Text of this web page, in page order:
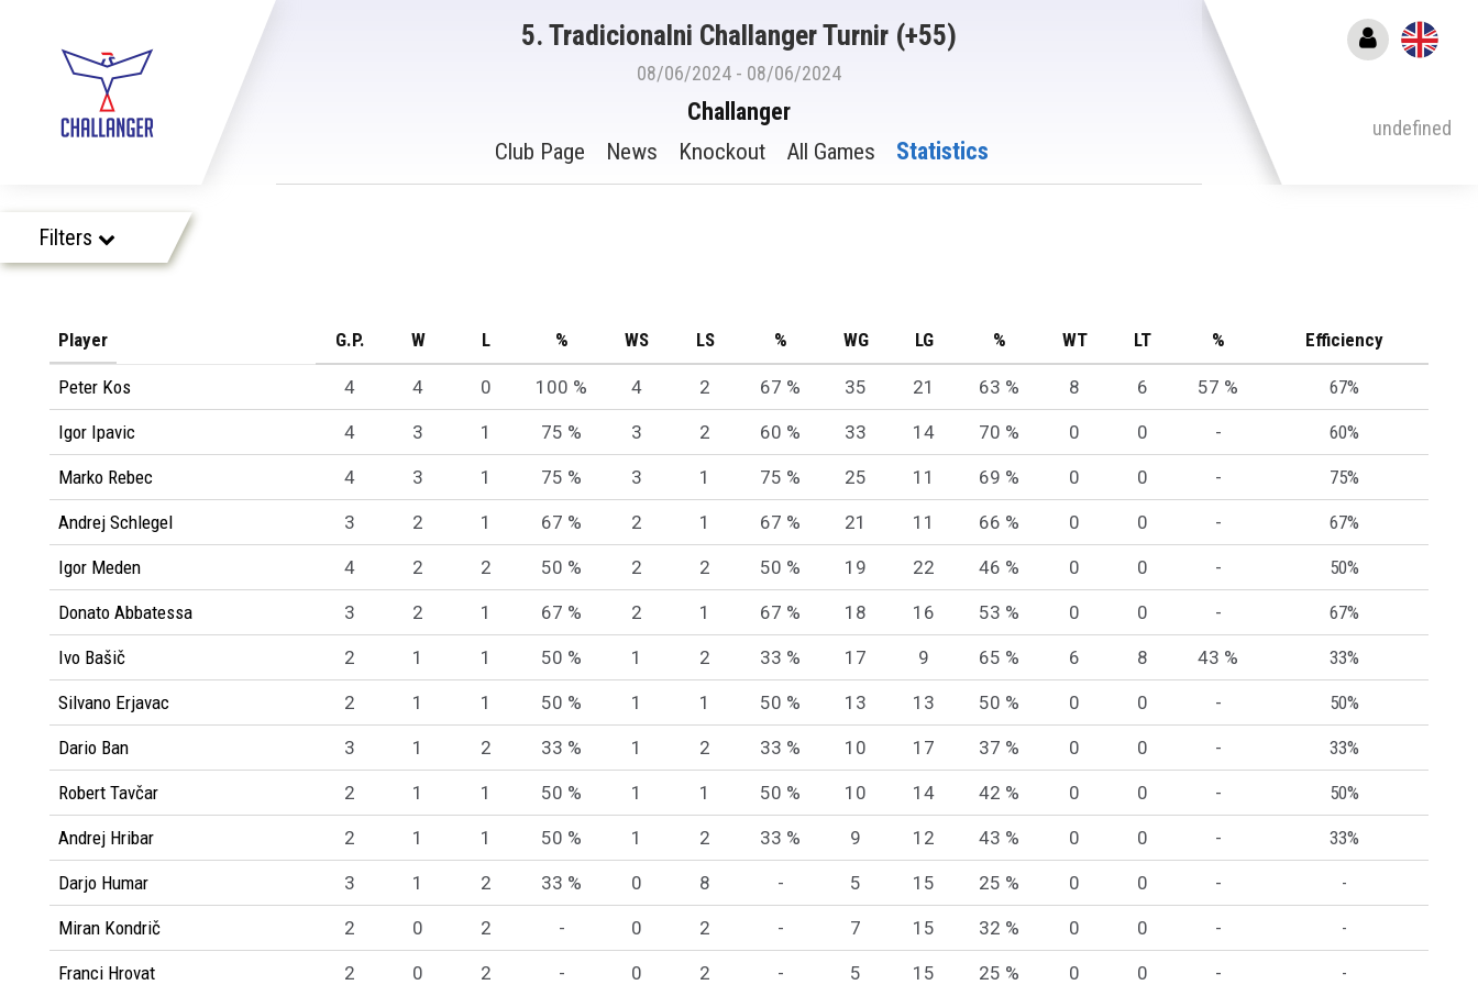
5. Tradicionalni Challanger Turnir (+55)
08/06/2024 - 08/06/2024
Challanger
Club Page News Knockout All Games Statistics
undefined
Filters
Player G.P. W L % WS LS % WG LG % WT LT % Efficiency
Peter Kos 4 4 0 100 % 4 2 67 % 35 21 63 % 8 6 57 % 67%
Igor Ipavic 4 3 1 75 % 3 2 60 % 33 14 70 % 0 0 - 60%
Marko Rebec 4 3 1 75 % 3 1 75 % 25 11 69 % 0 0 - 75%
Andrej Schlegel 3 2 1 67 % 2 1 67 % 21 11 66 % 0 0 - 67%
Igor Meden 4 2 2 50 % 2 2 50 % 19 22 46 % 0 0 - 50%
Donato Abbatessa 3 2 1 67 % 2 1 67 % 18 16 53 % 0 0 - 67%
Ivo Bašič 2 1 1 50 % 1 2 33 % 17 9 65 % 6 8 43 % 33%
Silvano Erjavac 2 1 1 50 % 1 1 50 % 13 13 50 % 0 0 - 50%
Dario Ban 3 1 2 33 % 1 2 33 % 10 17 37 % 0 0 - 33%
Robert Tavčar 2 1 1 50 % 1 1 50 % 10 14 42 % 0 0 - 50%
Andrej Hribar 2 1 1 50 % 1 2 33 % 9 12 43 % 0 0 - 33%
Darjo Humar 3 1 2 33 % 0 8 - 5 15 25 % 0 0 - -
Miran Kondrič 2 0 2 - 0 2 - 7 15 32 % 0 0 - -
Franci Hrovat 2 0 2 - 0 2 - 5 15 25 % 0 0 - -